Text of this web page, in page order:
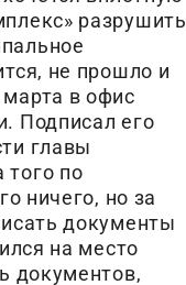
разрушить
не прошло и
в офис
Подписал его
главы
того по
ничего, но за
документы
на место
документов,